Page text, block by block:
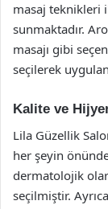
masaj teknikleri
sunmaktadır.
masajı gibi
seçilerek
Kalite ve
Lila Güzellik
her şeyin
dermatolojik
seçilmiştir.